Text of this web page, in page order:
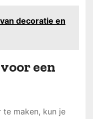
decoratie en
een
te maken, kun je